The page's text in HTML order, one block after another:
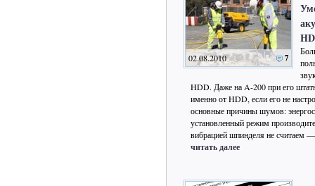
02.08.2010 7
HDD. Даже на A-200 при его
именно от HDD, если его не
основные причины шумов:
установленный режим
вибрацией шпинделя не считаем
читать далее